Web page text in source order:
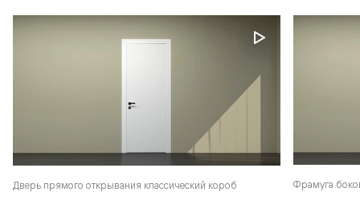
Дверь прямого открывания классический короб Фрамуга